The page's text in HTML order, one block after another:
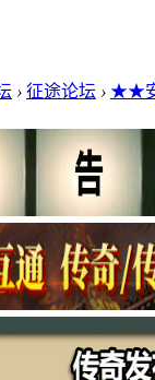
› 征途论坛 › ★★